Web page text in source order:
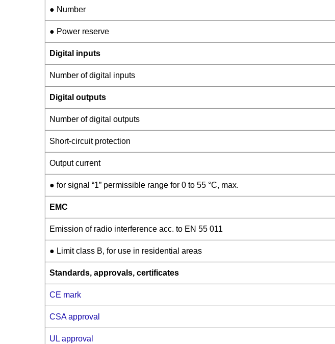
● Number
● Power reserve
Digital inputs
Number of digital inputs
Digital outputs
Number of digital outputs
Short-circuit protection
Output current
● for signal “1” permissible range for 0 to 55 °C, max.
EMC
Emission of radio interference acc. to EN 55 011
● Limit class B, for use in residential areas
Standards, approvals, certificates
CE mark
CSA approval
UL approval